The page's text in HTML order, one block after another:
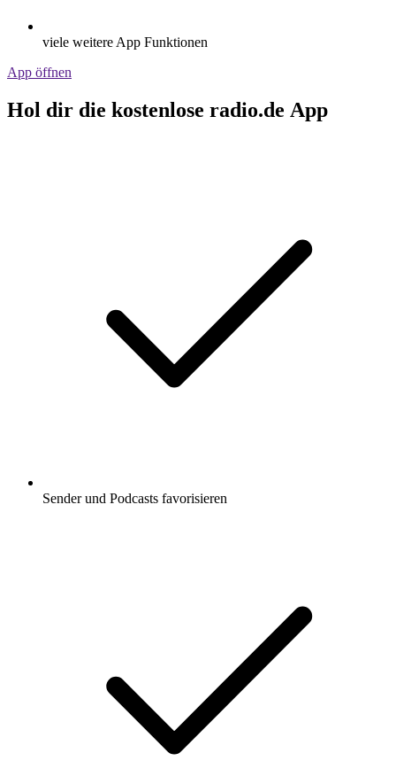
viele weitere App Funktionen
App öffnen
Hol dir die kostenlose radio.de App
Sender und Podcasts favorisieren